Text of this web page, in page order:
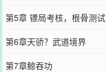
第5章 镖局考核，根骨测试
第6章天骄？武道境界
第7章鲸吞功